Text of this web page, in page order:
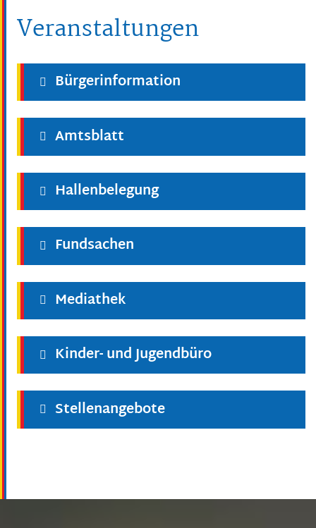
Veranstaltungen
Bürgerinformation
Amtsblatt
Hallenbelegung
Fundsachen
Mediathek
Kinder- und Jugendbüro
Stellenangebote